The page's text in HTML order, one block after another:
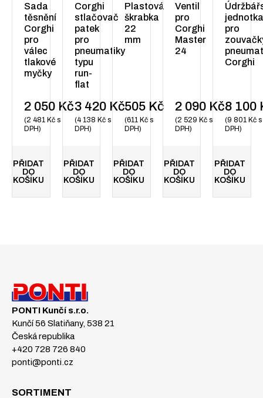
Sada
těsnění
Corghi
pro
válec
tlakové
myčky
2 050 Kč
2 481 Kč s
DPH
PŘIDAT
DO
KOŠÍKU
Corghi
stlačovač
patek
pro
pneumatiky
typu
run-
flat
3 420 Kč
4 138 Kčs
DPH
PŘIDAT
DO
KOŠÍKU
Plastová
škrabka
22
mm
505 Kč
611Kč s
DPH
PŘIDAT
DO
KOŠÍKU
Ventil
pro
Corghi
Master
24
2 090 Kč
2 529 Kčs
DPH
PŘIDAT
DO
KOŠÍKU
pro
Corghi
8 100
9 801Kč s
DPH
PŘIDAT
DO
KOŠÍKU
PONTI Kunčí s.r.o.
Kunčí 56 Slatiňany, 538 21
Česká republika
+420 728 726 840
ponti@ponti.cz
SORTIMENT